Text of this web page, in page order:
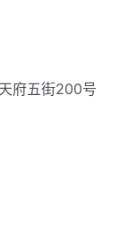
府五街200号